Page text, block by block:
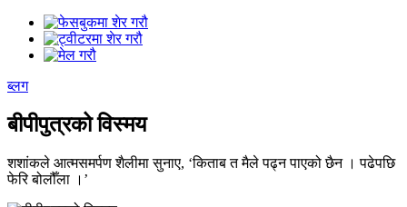
ब्लग
बीपीपुत्रको विस्मय
शशांकले आत्मसमर्पण शैलीमा सुनाए, ‘किताब त मैले पढ्न पाएको छैन । पढेपछि
फेरि बोलौँला ।’